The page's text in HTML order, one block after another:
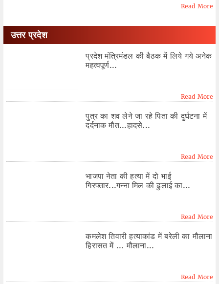
Read More
उत्तर प्रदेश
प्रदेश मंत्रिमंडल की बैठक में लिये गये अनेक
महत्वपूर्ण...
Read More
पुत्र का शव लेने जा रहे पिता की दुर्घटना में
दर्दनाक मौत...हादसे...
Read More
भाजपा नेता की हत्या में दो भाई
गिरफ्तार...गन्ना मिल की ढुलाई का...
Read More
कमलेश तिवारी हत्याकांड में बरेली का मौलाना
हिरासत में ... मौलाना...
Read More